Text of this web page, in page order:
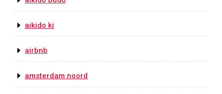
aikido ki
airbnb
amsterdam noord